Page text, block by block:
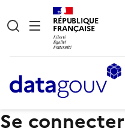
RÉPUBLIQUE
FRANÇAISE
Se connecter